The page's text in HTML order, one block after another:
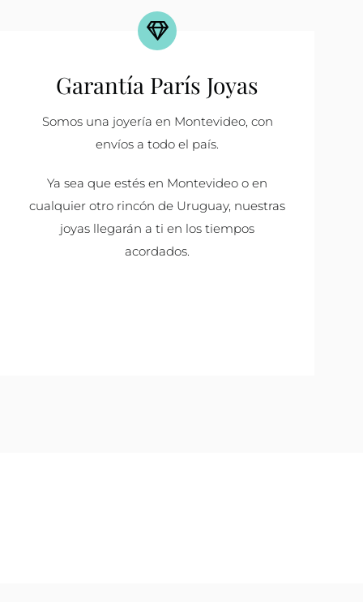
Garantía París Joyas
Somos una joyería en Montevideo, con
envíos a todo el país.
Ya sea que estés en Montevideo o en
cualquier otro rincón de Uruguay, nuestras
joyas llegarán a ti en los tiempos
acordados.